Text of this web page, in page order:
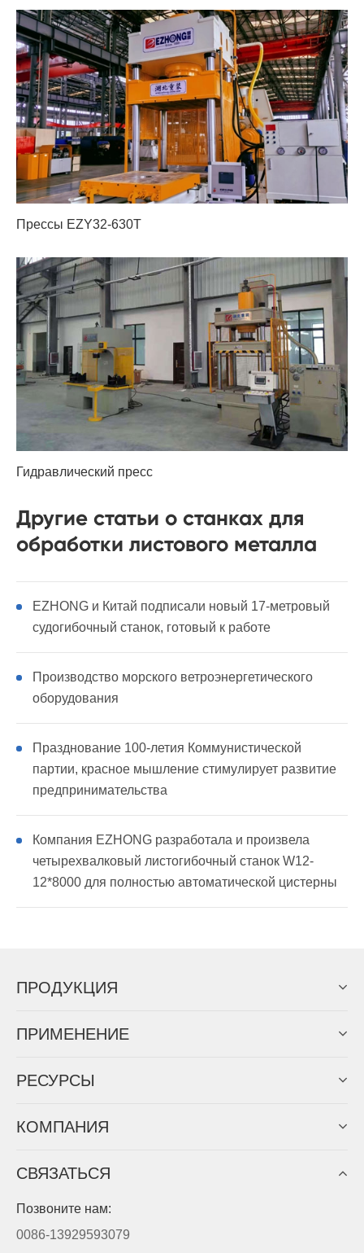
Прессы EZY32-630T
Гидравлический пресс
Другие статьи о станках для
обработки листового металла
EZHONG и Китай подписали новый 17-метровый
судогибочный станок, готовый к работе
Производство морского ветроэнергетического
оборудования
Празднование 100-летия Коммунистической
партии, красное мышление стимулирует развитие
предпринимательства
Компания EZHONG разработала и произвела
четырехвалковый листогибочный станок W12-
12*8000 для полностью автоматической цистерны
ПРОДУКЦИЯ
ПРИМЕНЕНИЕ
PЕСУРСЫ
КОМПАНИЯ
СВЯЗАТЬСЯ
Позвоните нам:
0086-13929593079